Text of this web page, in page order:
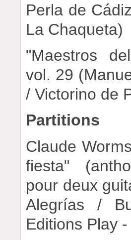
Perla de
La Chaqueta)
"Maestros
vol. 29
/ Victorino de
Partitions
Claude
fiesta"
pour deux
Alegrías /
Editions Play